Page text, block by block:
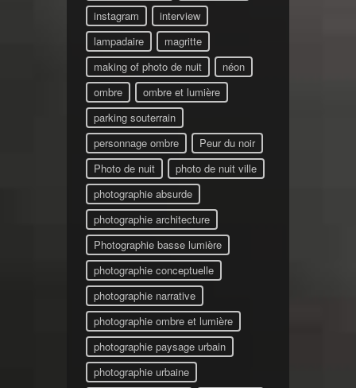
instagram
interview
lampadaire
magritte
making of photo de nuit
néon
ombre
ombre et lumière
parking souterrain
personnage ombre
Peur du noir
Photo de nuit
photo de nuit ville
photographie absurde
photographie architecture
Photographie basse lumière
photographie conceptuelle
photographie narrative
photographie ombre et lumière
photographie paysage urbain
photographie urbaine